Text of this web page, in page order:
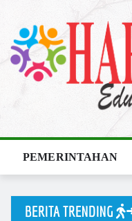
content
PEMERINTAHAN
BERITA TRENDING
to Kapolri Esport Cup